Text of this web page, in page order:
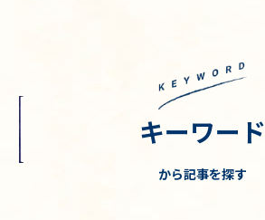
キーワード
から記事を探す